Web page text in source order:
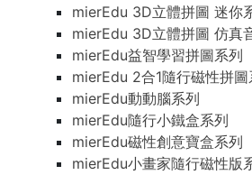
mierEdu 3D立體拼圖 迷你
mierEdu 3D立體拼圖 仿真
mierEdu益智學習拼圖系列
mierEdu 2合1隨行磁性拼圖
mierEdu動動腦系列
mierEdu隨行小鐵盒系列
mierEdu磁性創意寶盒系列
mierEdu小畫家隨行磁性版